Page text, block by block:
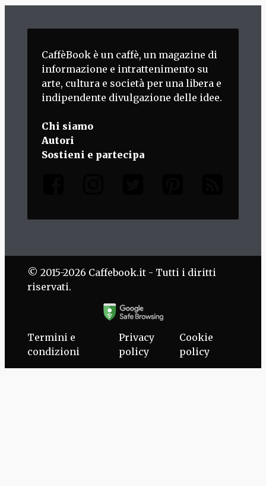
CaffèBook è un caffè, un magazine di
informazione e intrattenimento su
arte, cultura e società per una libera e
indipendente divulgazione delle idee.
Chi siamo
Autori
Sostieni e partecipa
© 2015-2026 Caffebook.it - Tutti i diritti
riservati.
Termini e
condizioni
Privacy
policy
Cookie
policy